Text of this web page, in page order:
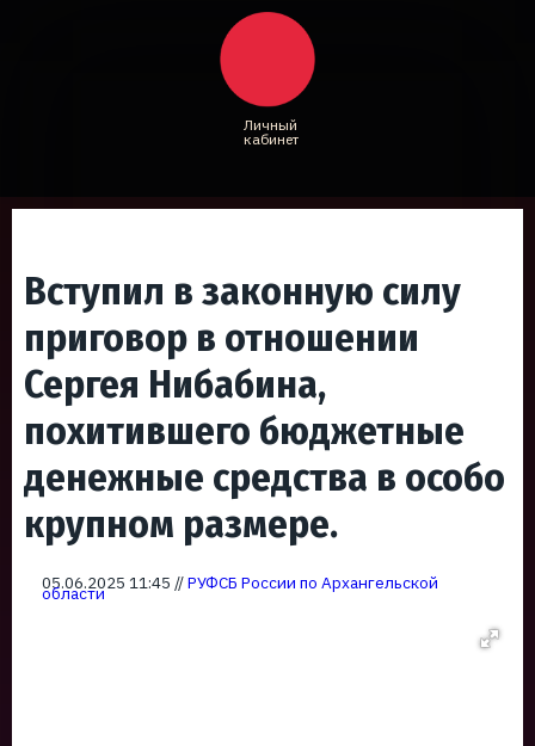
Личный
кабинет
Вступил в законную силу
приговор в отношении
Сергея Нибабина,
похитившего бюджетные
денежные средства в особо
крупном размере.
05.06.2025 11:45 //РУФСБ России по Архангельской
области